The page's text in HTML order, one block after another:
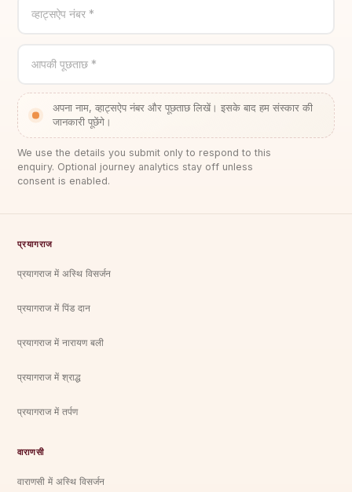
व्हाट्सऐप नंबर *
आपकी पूछताछ *
अपना नाम, व्हाट्सऐप नंबर और पूछताछ लिखें। इसके बाद हम संस्कार की
जानकारी पूछेंगे।
We use the details you submit only to respond to this
enquiry. Optional journey analytics stay off unless
consent is enabled.
प्रयागराज
प्रयागराज में अस्थि विसर्जन
प्रयागराज में पिंड दान
प्रयागराज में नारायण बली
प्रयागराज में श्राद्ध
प्रयागराज में तर्पण
वाराणसी
वाराणसी में अस्थि विसर्जन